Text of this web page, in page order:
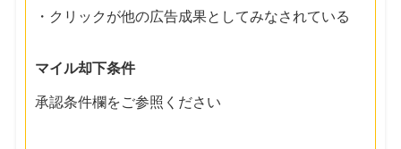
・クリックが他の広告成果としてみなされている
マイル却下条件
承認条件欄をご参照ください